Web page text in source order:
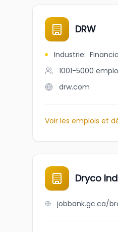
DRW
Industrie:
1001-5000
drw.com
Voir les emplois et
Dryco